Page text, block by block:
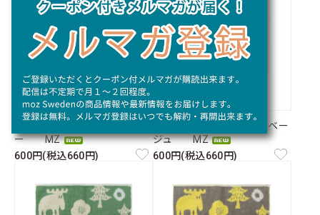
ー MZ
600円(税込660円)
タオルハンカチ フラワーベー
ジュ MZ
600円(税込660円)